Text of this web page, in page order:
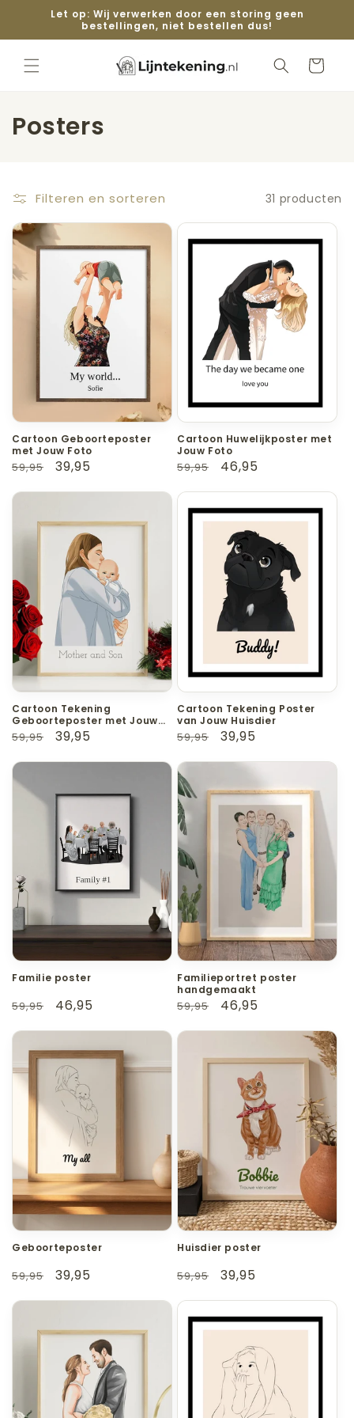
naar deLet op: Wij verwerken door een storing geen
bestellingen, niet bestellen dus!
Winkelwagen
C
l
l
e
c
Posters
Filteren en sorteren 31 producten
Cartoon Geboorteposter
met Jouw Foto
Normale
59,95 Aanbiedingsprijs
39,95
Cartoon Huwelijkposter met
Jouw Foto
Normale
59,95 Aanbiedingsprijs
46,95
Cartoon Tekening
Geboorteposter met Jouw
Foto
Normale
59,95 Aanbiedingsprijs
39,95
Cartoon Tekening Poster
van Jouw Huisdier
Normale
59,95 Aanbiedingsprijs
39,95
Familie poster
Normale
59,95 Aanbiedingsprijs
46,95
Familieportret poster
handgemaakt
Normale
59,95 Aanbiedingsprijs
46,95
Geboorteposter
Normale
59,95 Aanbiedingsprijs
39,95
Huisdier poster
Normale
59,95 Aanbiedingsprijs
39,95